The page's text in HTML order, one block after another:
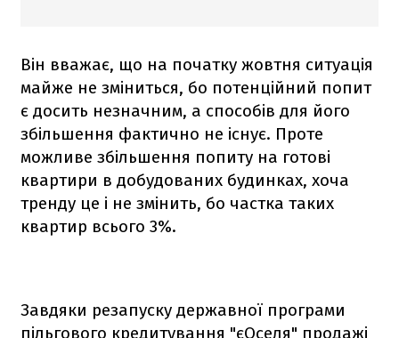
Він вважає, що на початку жовтня ситуація
майже не зміниться, бо потенційний попит
є досить незначним, а способів для його
збільшення фактично не існує. Проте
можливе збільшення попиту на готові
квартири в добудованих будинках, хоча
тренду це і не змінить, бо частка таких
квартир всього 3%.
Завдяки резапуску державної програми
пільгового кредитування "єОселя" продажі